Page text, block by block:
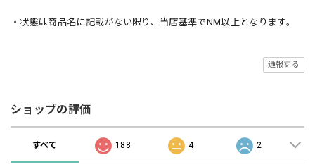
・状態は商品名に記載がない限り、当店基準でNM以上となります。
通報する
ショップの評価
すべて 188 4 2